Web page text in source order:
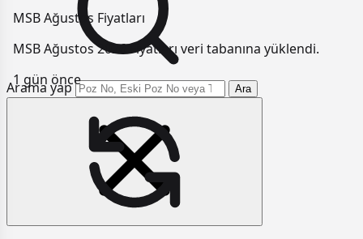
Arama yap Ara
MSB Ağustos Fiyatları
MSB Ağustos 2026 Fiyatları veri tabanına yüklendi.
1 gün önce